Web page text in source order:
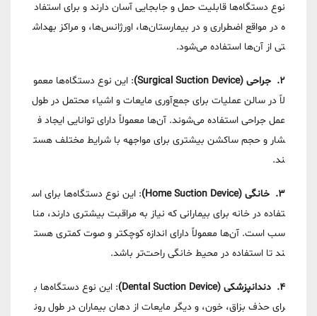
نوع دستگاه‌ها قابلیت حمل و جابجایی آسان دارند و برای استفاد
ه در مواقع اضطراری و در بیمارستان‌ها، اورژانس‌ها، و مراکز بهداش
تی از آن‌ها استفاده می‌شود.
2. جراحی (Surgical Suction Device)
: این نوع دستگاه‌ها معمو
لاً در سالن عملیات برای جمع‌آوری مایعات و اشیاء محتمل در طول
عمل جراحی استفاده می‌شوند. آن‌ها معمولاً دارای توانایی ایجاد ف
شار و حجم ساکشن بیشتری برای مواجهه با شرایط مختلف هست
ند.
3. خانگی (Home Suction Device)
: این نوع دستگاه‌ها برای اس
تفاده در خانه برای بیمارانی که نیاز به مراقبت بیشتری دارند، منا
سب است. آن‌ها معمولاً دارای اندازه کوچکتر و صوت کمتری هست
ند تا استفاده در محیط خانگی راحت‌تر باشد.
4. دندانپزشکی (Dental Suction Device)
: این نوع دستگاه‌ها ب
رای حذف بزاق، خون، و دیگر مایعات از دهان بیماران در طول رون